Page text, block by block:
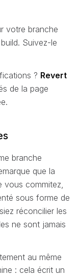
votre branche
Suivez-le
? Revert
de la page
branche
que la
vous commitez,
sous forme de
réconcilier les
ne sont jamais
au même
: cela écrit un